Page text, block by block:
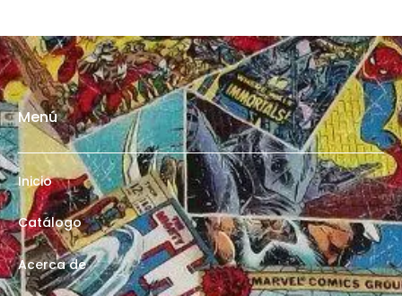
Menú
Inicio
Catálogo
Acerca de